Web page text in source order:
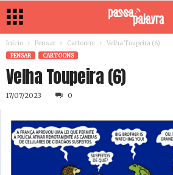
Início Pensar Cartoons Velha Toupeira (6)
PENSAR CARTOONS
Velha Toupeira (6)
17/07/2023 0